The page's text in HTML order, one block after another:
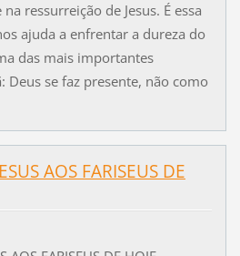
ressurreição de Jesus. É essa
ajuda a enfrentar a dureza do
das mais importantes
Deus se faz presente, não como
AOS FARISEUS DE